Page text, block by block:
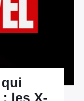
les X-